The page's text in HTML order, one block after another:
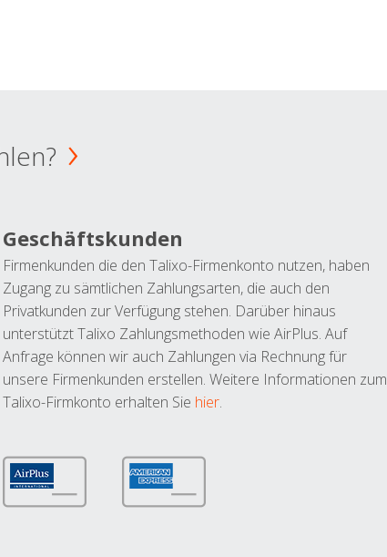
Geschäftskunden
Firmenkunden die den Talixo-Firmenkonto nutzen, haben
Zugang zu sämtlichen Zahlungsarten, die auch den
Privatkunden zur Verfügung stehen. Darüber hinaus
unterstützt Talixo Zahlungsmethoden wie AirPlus. Auf
Anfrage können wir auch Zahlungen via Rechnung für
unsere Firmenkunden erstellen. Weitere Informationen zum
Talixo-Firmkonto erhalten Sie hier.